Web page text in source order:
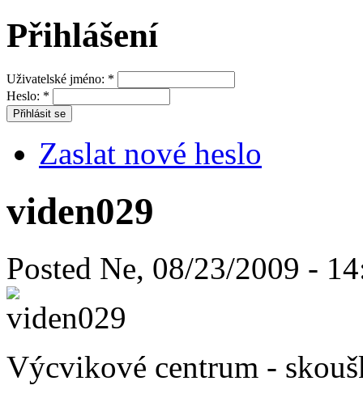
Přihlášení
Uživatelské jméno: *
Heslo: *
Zaslat nové heslo
viden029
Posted Ne, 08/23/2009 -
Výcvikové centrum -